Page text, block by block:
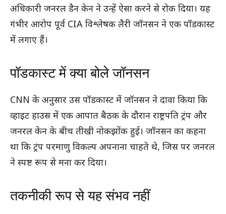
अधिकारी जनरल डैन केन ने उन्हें ऐसा करने से रोक दिया। यह
गंभीर आरोप पूर्व CIA विश्लेषक लैरी जॉनसन ने एक पॉडकास्ट
में लगाए हैं।
पॉडकास्ट में क्या बोले जॉनसन
CNN के अनुसार उस पॉडकास्ट में जॉनसन ने दावा किया कि
व्हाइट हाउस में एक आपात बैठक के दौरान राष्ट्रपति ट्रंप और
जनरल केन के बीच तीखी नोकझोंक हुई। जॉनसन का कहना
था कि ट्रंप परमाणु विकल्प अपनाना चाहते थे, जिस पर जनरल
ने स्पष्ट रूप से मना कर दिया।
तकनीकी रूप से यह संभव नहीं